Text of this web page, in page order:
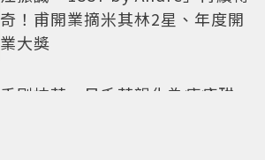
奇！甫開業摘米其林2星、年度開
業大獎
手刷抹茶、日系茶韻化為療癒甜